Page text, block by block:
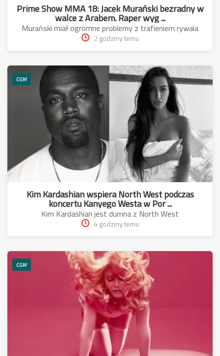
Prime Show MMA 18: Jacek Murański bezradny w
walce z Arabem. Raper wyg ...
Murański miał ogromne problemy z trafieniem rywala
2 godziny temu
CGM
Kim Kardashian wspiera North West podczas
koncertu Kanyego Westa w Por ...
Kim Kardashian jest dumna z North West
4 godziny temu
CGM